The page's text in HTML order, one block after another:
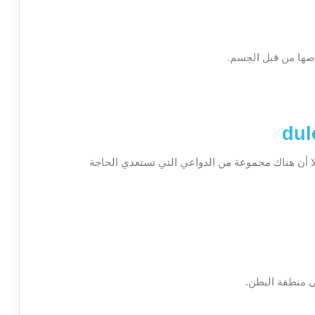
من قبل الجسم.
أن هناك مجموعة من الدواعي التي تستعدي الحاجة
منطقة البطن.